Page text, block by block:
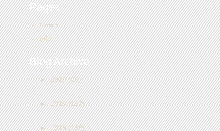
Pages
Home
info
Blog Archive
►2020(36)
►2019(117)
►2018(136)